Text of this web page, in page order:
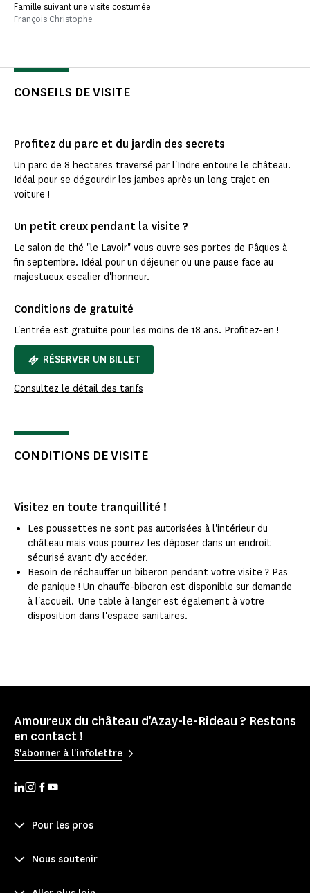
Famille suivant une visite costumée
François Christophe
CONSEILS DE VISITE
Profitez du parc et du jardin des secrets
Un parc de 8 hectares traversé par l'Indre entoure le château.
Idéal pour se dégourdir les jambes après un long trajet en
voiture !
Un petit creux pendant la visite ?
Le salon de thé "le Lavoir" vous ouvre ses portes de Pâques à
fin septembre. Idéal pour un déjeuner ou une pause face au
majestueux escalier d'honneur.
Conditions de gratuité
L'entrée est gratuite pour les moins de 18 ans. Profitez-en !
RÉSERVER UN BILLET
Consultez le détail des tarifs
CONDITIONS DE VISITE
Visitez en toute tranquillité !
Les poussettes ne sont pas autorisées à l'intérieur du
château mais vous pourrez les déposer dans un endroit
sécurisé avant d'y accéder.
Besoin de réchauffer un biberon pendant votre visite ? Pas
de panique ! Un chauffe-biberon est disponible sur demande
à l'accueil. Une table à langer est également à votre
disposition dans l'espace sanitaires.
Amoureux du château d'Azay-le-Rideau ? Restons
en contact !
S'abonner à l'infolettre
Pour les pros
Nous soutenir